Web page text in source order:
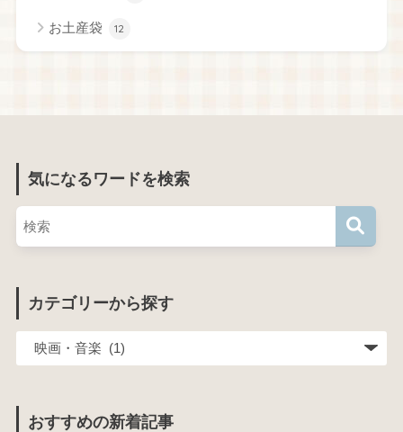
お土産袋 12
気になるワードを検索
カテゴリーから探す
おすすめの新着記事